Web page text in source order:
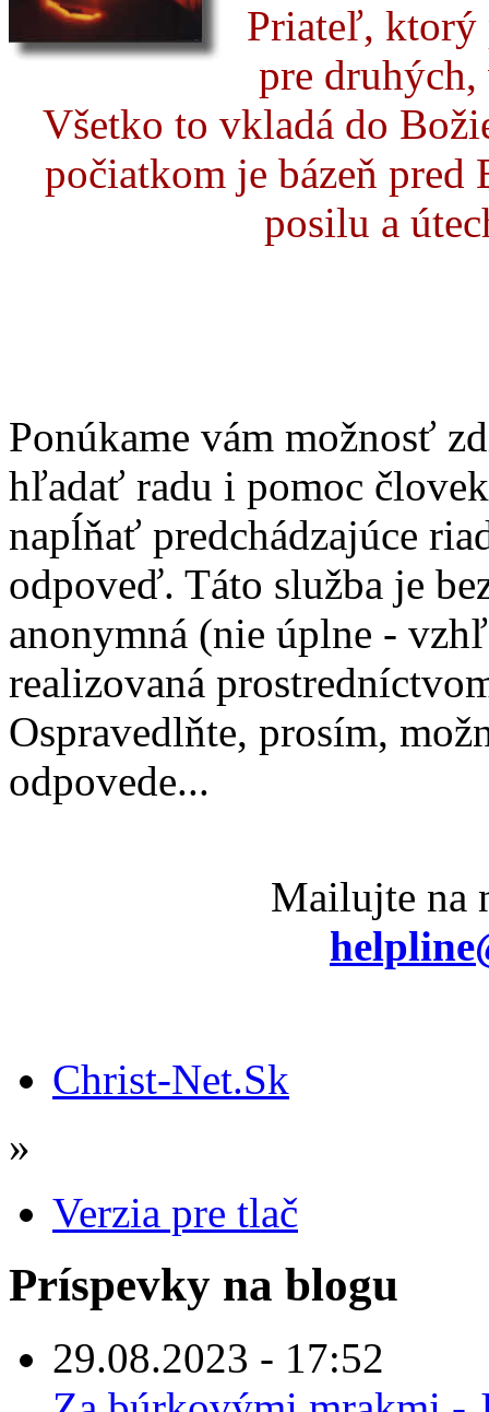
Priateľ, ktorý
pre
Všetko to vkladá do
počiatkom je bázeň pred
posilu a
Ponúkame vám možnosť
hľadať radu i pomoc
napĺňať predchádzajúce
odpoveď. Táto služba je
anonymná (nie úplne -
realizovaná
Ospravedlňte, prosím,
odpovede...
Mailujte na
Christ-Net.Sk
»
Verzia pre tlač
Príspevky na blogu
29.08.2023 - 17:52